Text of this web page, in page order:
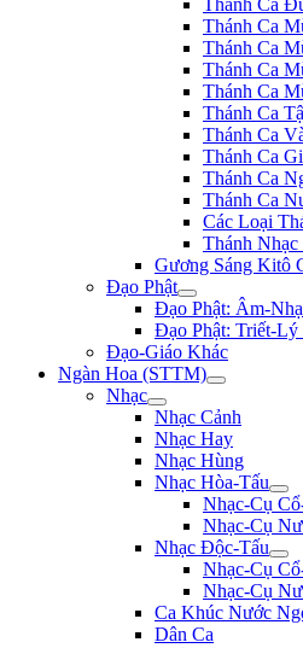
Thánh Ca
Thánh Ca
Thánh Ca
Thánh Ca
Thánh Ca
Thánh Ca
Thánh Ca
Thánh Ca
Thánh Ca
Thánh Ca
Các Loại
Thánh
Gương Sáng Kitô
Đạo Phật
Đạo Phật: Âm-
Đạo Phật: Triết-
Đạo-Giáo Khác
Ngàn Hoa (STTM)
Nhạc
Nhạc Cảnh
Nhạc Hay
Nhạc Hùng
Nhạc Hòa-Tấu
Nhạc-Cụ
Nhạc-Cụ
Nhạc Độc-Tấu
Nhạc-Cụ
Nhạc-Cụ
Ca Khúc Nước
Dân Ca